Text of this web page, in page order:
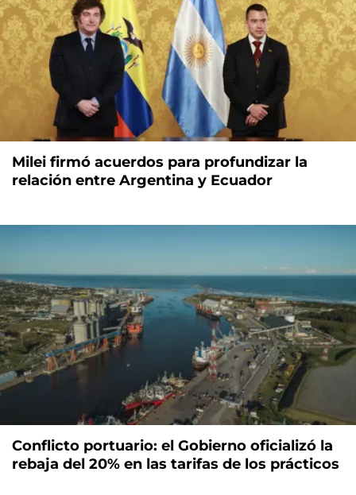
Milei firmó acuerdos para profundizar la
relación entre Argentina y Ecuador
Conflicto portuario: el Gobierno oficializó la
rebaja del 20% en las tarifas de los prácticos